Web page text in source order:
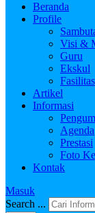
Beranda
Profile
Visi &
Guru
Ekskul
Fasilitas
Artikel
Informasi
Agenda
Prestasi
Foto
Kontak
Masuk
Search ...